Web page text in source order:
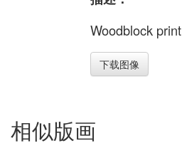
Woodblock print
下载图像
相似版画